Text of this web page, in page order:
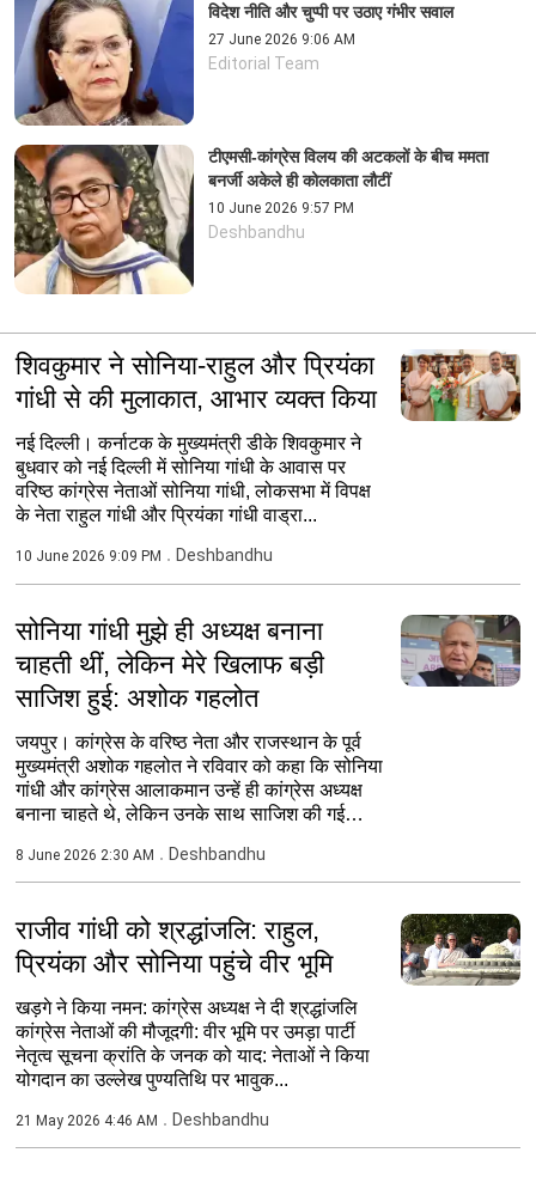
विदेश नीति और चुप्पी पर उठाए गंभीर सवाल
27 June 2026 9:06 AM
Editorial Team
टीएमसी-कांग्रेस विलय की अटकलों के बीच ममता
बनर्जी अकेले ही कोलकाता लौटीं
10 June 2026 9:57 PM
Deshbandhu
शिवकुमार ने सोनिया-राहुल और प्रियंका
गांधी से की मुलाकात, आभार व्यक्त किया
नई दिल्ली। कर्नाटक के मुख्यमंत्री डीके शिवकुमार ने
बुधवार को नई दिल्ली में सोनिया गांधी के आवास पर
वरिष्ठ कांग्रेस नेताओं सोनिया गांधी, लोकसभा में विपक्ष
के नेता राहुल गांधी और प्रियंका गांधी वाड्रा...
10 June 2026 9:09 PM Deshbandhu
सोनिया गांधी मुझे ही अध्यक्ष बनाना
चाहती थीं, लेकिन मेरे खिलाफ बड़ी
साजिश हुई: अशोक गहलोत
जयपुर। कांग्रेस के वरिष्ठ नेता और राजस्थान के पूर्व
मुख्यमंत्री अशोक गहलोत ने रविवार को कहा कि सोनिया
गांधी और कांग्रेस आलाकमान उन्हें ही कांग्रेस अध्यक्ष
बनाना चाहते थे, लेकिन उनके साथ साजिश की गई
8 June 2026 2:30 AM Deshbandhu
राजीव गांधी को श्रद्धांजलि: राहुल,
प्रियंका और सोनिया पहुंचे वीर भूमि
खड़गे ने किया नमन: कांग्रेस अध्यक्ष ने दी श्रद्धांजलि
कांग्रेस नेताओं की मौजूदगी: वीर भूमि पर उमड़ा पार्टी
नेतृत्व सूचना क्रांति के जनक को याद: नेताओं ने किया
योगदान का उल्लेख पुण्यतिथि पर भावुक...
21 May 2026 4:46 AM Deshbandhu